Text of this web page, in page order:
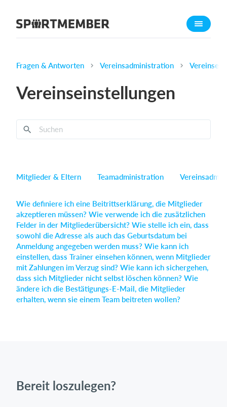
Über SportMember
Funktionen
Mitgliedsbeitrag
Belegungsplan
Was kostet es?
Deutsch
Einloggen
Fragen & Antworten Vereinsadministration
Vereinseinstellungen
Mitglieder & Eltern Teamadministration
Wie definiere ich eine Beitrittserklärung, die Mitglieder
akzeptieren müssen? Wie verwende ich die zusätzlichen
Felder in der Mitgliederübersicht? Wie stelle ich ein, dass
sowohl die Adresse als auch das Geburtsdatum bei
Anmeldung angegeben werden muss? Wie kann ich
einstellen, dass Trainer einsehen können, wenn Mitglieder
mit Zahlungen im Verzug sind? Wie kann ich sichergehen,
dass sich Mitglieder nicht selbst löschen können? Wie
ändere ich die Bestätigungs-E-Mail, die Mitglieder
erhalten, wenn sie einem Team beitreten wollen?
Bereit loszulegen?